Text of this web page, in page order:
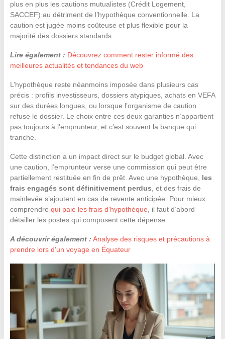
plus en plus les cautions mutualistes (Crédit Logement,
SACCEF) au détriment de l’hypothèque conventionnelle. La
caution est jugée moins coûteuse et plus flexible pour la
majorité des dossiers standards.
Lire également : Découvrez comment rester informé des
meilleures actualités et tendances du web
L’hypothèque reste néanmoins imposée dans plusieurs cas
précis : profils investisseurs, dossiers atypiques, achats en VEFA
sur des durées longues, ou lorsque l’organisme de caution
refuse le dossier. Le choix entre ces deux garanties n’appartient
pas toujours à l’emprunteur, et c’est souvent la banque qui
tranche.
Cette distinction a un impact direct sur le budget global. Avec
une caution, l’emprunteur verse une commission qui peut être
partiellement restituée en fin de prêt. Avec une hypothèque, les
frais engagés sont définitivement perdus , et des frais de
mainlevée s’ajoutent en cas de revente anticipée. Pour mieux
comprendre qui paie les frais d’hypothèque , il faut d’abord
détailler les postes qui composent cette dépense.
A découvrir également : Analyse des risques et précautions à
prendre lors d'un voyage en Équateur